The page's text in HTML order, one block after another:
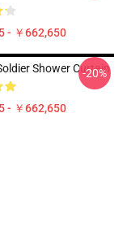
- ￥662,650
Shower Curtain
- ￥662,650
-20%